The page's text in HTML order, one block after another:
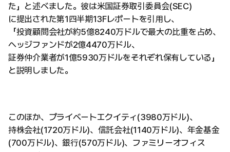
た」と述べました。彼は米国証券取引委員会(SEC)
に提出された第1四半期13Fレポートを引用し、
「投資顧問会社が約5億8240万ドルで最大の比重を占め、
ヘッジファンドが2億4470万ドル、
証券仲介業者が1億5930万ドルをそれぞれ保有している」
と説明しました。
このほか、プライベートエクイティ(3980万ドル)、
持株会社(1720万ドル)、信託会社(1140万ドル)、年金基金
(700万ドル)、銀行(570万ドル)、ファミリーオフィス